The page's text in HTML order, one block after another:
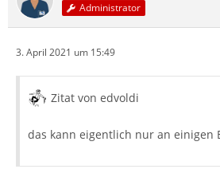
Administrator
3. April 2021 um 15:49
Zitat von edvoldi
das kann eigentlich nur an einigen